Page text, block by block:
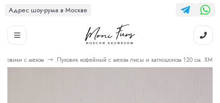
Адрес шоу-рума в Москве
с мехом Пуховик кофейный с мехом лисы и капюшоном 120 см. ХМ